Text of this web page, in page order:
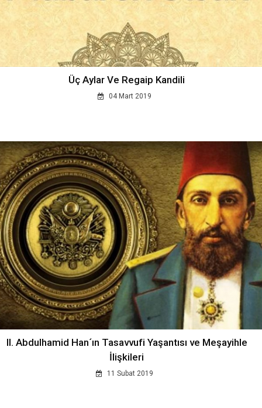
Üç Aylar Ve Regaip Kandili
04 Mart 2019
II. Abdulhamid Han´ın Tasavvufi Yaşantısı ve Meşayihle
İlişkileri
11 Subat 2019